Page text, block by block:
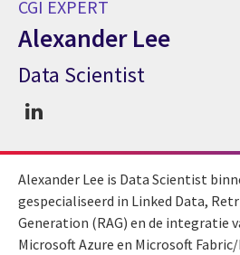
CGI EXPERT
Alexander Lee
CGI expert Alexander Lee
Data Scientist
Alexander Lee is Data Scientist
gespecialiseerd in Linked Data,
Generation (RAG) en de integratie
Microsoft Azure en Microsoft